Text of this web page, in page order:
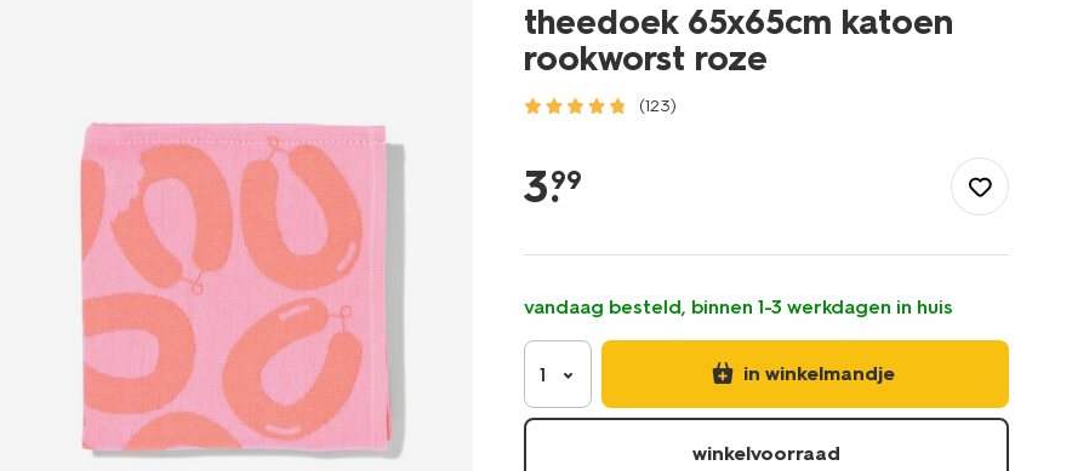
theedoek 65x65cm katoen
rookworst roze
(123)
tafeltextiel/theedoeken-
roze-
5440008.html
3.
99
vandaag besteld, binnen 1-3 werkdagen in huis
1 in winkelmandje
winkelvoorraad